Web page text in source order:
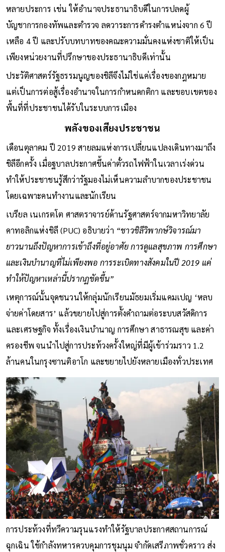
หลายประการ เช่น ให้อำนาจประธานาธิบดีในการปลดผู้
บัญชาการกองทัพและตำรวจ ลดวาระการดำรงตำแหน่งจาก 6 ปี
เหลือ 4 ปี และปรับบทบาทของคณะความมั่นคงแห่งชาติให้เป็น
เพียงหน่วยงานที่ปรึกษาของประธานาธิบดีเท่านั้น
ประวัติศาสตร์รัฐธรรมนูญของชิลีจึงไม่ใช่แค่เรื่องของกฎหมาย
แต่เป็นการต่อสู้เรื่องอำนาจในการกำหนดกติกา และขอบเขตของ
พื้นที่ที่ประชาชนได้รับในระบบการเมือง
พลังของเสียงประชาชน
เดือนตุลาคม ปี 2019 สายลมแห่งการเปลี่ยนแปลงเดินทางมาถึง
ชิลีอีกครั้ง เมื่อฐบาลประกาศขึ้นค่าตั๋วรถไฟฟ้าในเวลาเร่งด่วน
ทำให้ประชาชนรู้สึกว่ารัฐมองไม่เห็นความลำบากของประชาชน
โดยเฉพาะคนทำงานและนักเรียน
เบรียล เนเกรตโต ศาสตราจารย์ด้านรัฐศาสตร์จากมหาวิทยาลัย
คาทอลิกแห่งชิลี (PUC) อธิบายว่า “ชาวชิลีวิพากษ์วิจารณ์มา
ยาวนานถึงปัญหาการเข้าถึงที่อยู่อาศัย การดูแลสุขภาพ การศึกษา
และเงินบำนาญที่ไม่เพียงพอ การระเบิดทางสังคมในปี 2019 แค่
ทำให้ปัญหาเหล่านี้ปรากฏชัดขึ้น”
เหตุการณ์นั้นจุดชนวนให้กลุ่มนักเรียนมัธยมเริ่มแคมเปญ ‘หลบ
จ่ายค่าโดยสาร’ แล้วขยายไปสู่การตั้งคำถามต่อระบบสวัสดิการ
และเศรษฐกิจ ทั้งเรื่องเงินบำนาญ การศึกษา สาธารณสุข และค่า
ครองชีพ จนนำไปสู่การประท้วงครั้งใหญ่ที่มีผู้เข้าร่วมราว 1.2
ล้านคนในกรุงซานติอาโก และขยายไปยังหลายเมืองทั่วประเทศ
การประท้วงที่ทวีความรุนแรงทำให้รัฐบาลประกาศสถานการณ์
ฉุกเฉิน ใช้กำลังทหารควบคุมการชุมนุม จำกัดเสรีภาพชั่วคราว ส่ง